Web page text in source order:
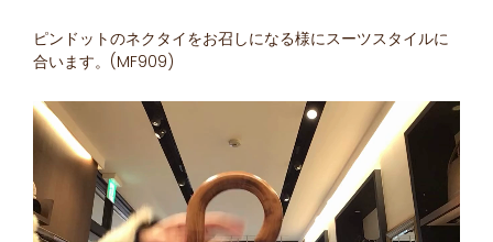
ピンドットのネクタイをお召しになる様にスーツスタイルに
合います。(MF909)